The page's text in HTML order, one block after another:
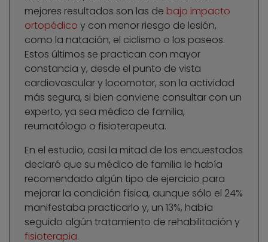
mejores resultados son las de bajo impacto
ortopédico y con menor riesgo de lesión,
como la natación, el ciclismo o los paseos.
Estos últimos se practican con mayor
constancia y, desde el punto de vista
cardiovascular y locomotor, son la actividad
más segura, si bien conviene consultar con un
experto, ya sea médico de familia,
reumatólogo o fisioterapeuta.
En el estudio, casi la mitad de los encuestados
declaró que su médico de familia le había
recomendado algún tipo de ejercicio para
mejorar la condición física, aunque sólo el 24%
manifestaba practicarlo y, un 13%, había
seguido algún tratamiento de rehabilitación y
fisioterapia.